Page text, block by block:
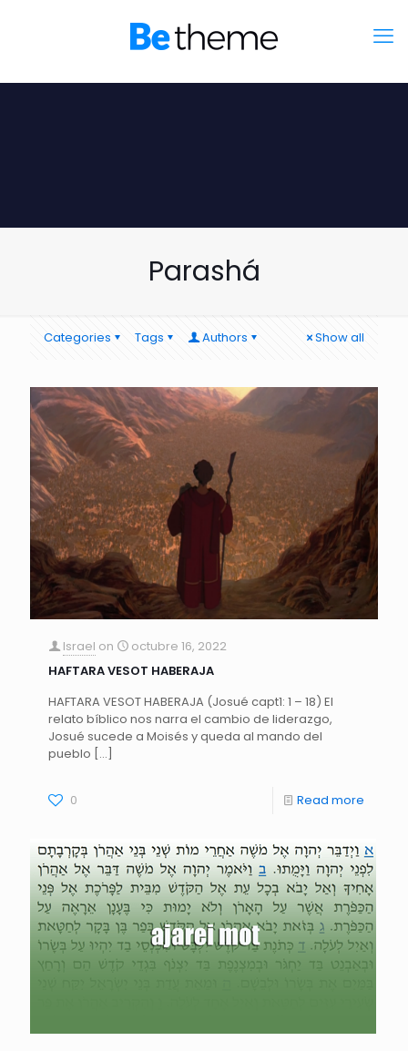
Parashá
Categories Tags Authors Show all
Israel on
octubre 16, 2022
HAFTARA VESOT HABERAJA
HAFTARA VESOT HABERAJA (Josué capt1: 1 – 18) El
relato bíblico nos narra el cambio de liderazgo,
Josué sucede a Moisés y queda al mando del
pueblo […]
0 Read more